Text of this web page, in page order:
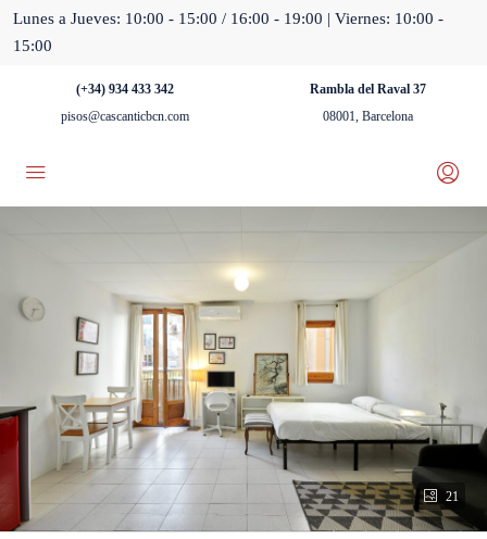
Lunes a Jueves: 10:00 - 15:00 / 16:00 - 19:00 | Viernes: 10:00 -
15:00
(+34) 934 433 342
pisos@cascanticbcn.com
Rambla del Raval 37
08001, Barcelona
21